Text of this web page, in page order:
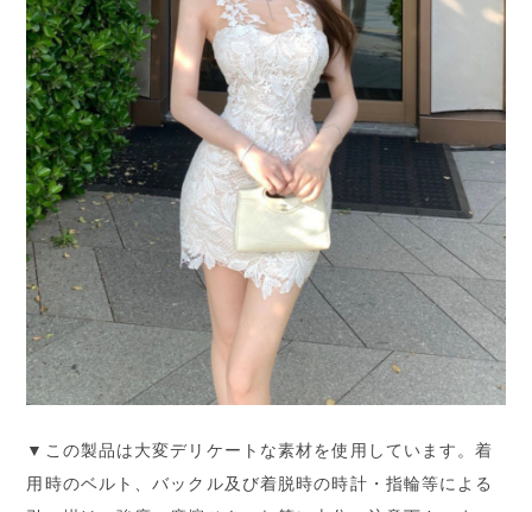
▼この製品は大変デリケートな素材を使用しています。着
用時のベルト、バックル及び着脱時の時計・指輪等による